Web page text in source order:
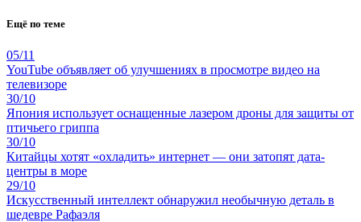
Ещё по теме
05/11
YouTube объявляет об улучшениях в просмотре видео на
телевизоре
30/10
Япония использует оснащенные лазером дроны для защиты от
птичьего гриппа
30/10
Китайцы хотят «охладить» интернет — они затопят дата-
центры в море
29/10
Искусственный интеллект обнаружил необычную деталь в
шедевре Рафаэля